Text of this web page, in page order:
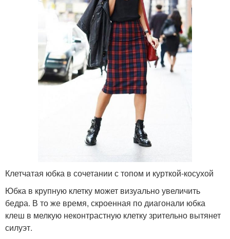
Клетчатая юбка в сочетании с топом и курткой-косухой
Юбка в крупную клетку может визуально увеличить
бедра. В то же время, скроенная по диагонали юбка
клеш в мелкую неконтрастную клетку зрительно вытянет
силуэт.